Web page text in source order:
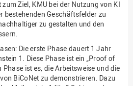
Ziel, KMU bei der Nutzung von KI
bestehenden Geschäftsfelder zu
zu gestalten und den
Die erste Phase dauert 1 Jahr
1. Diese Phase ist ein „Proof of
Phase ist es, die Arbeitsweise und die
BiCoNet zu demonstrieren. Dazu